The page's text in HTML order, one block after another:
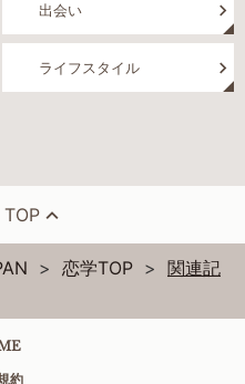
出会い
ライフスタイル
TOP
恋学TOP
関連記
約